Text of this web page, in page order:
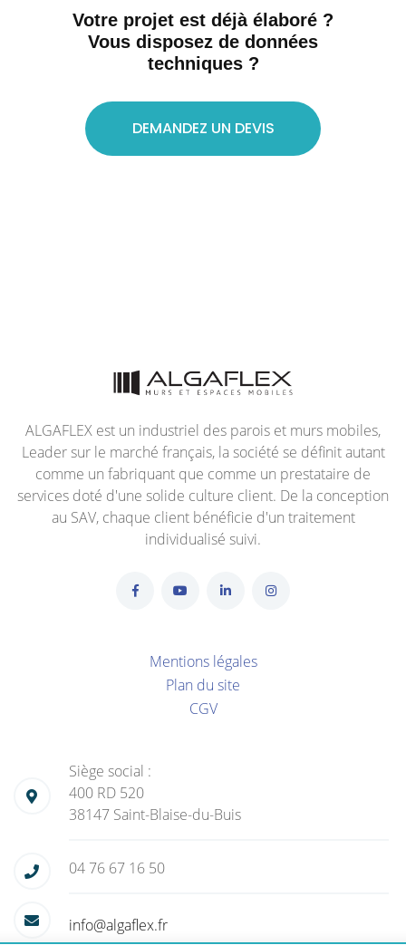
Votre projet est déjà élaboré ?
Vous disposez de données
techniques ?
DEMANDEZ UN DEVIS
ALGAFLEX est un industriel des parois et murs mobiles,
Leader sur le marché français, la société se définit autant
comme un fabriquant que comme un prestataire de
services doté d'une solide culture client. De la conception
au SAV, chaque client bénéficie d'un traitement
individualisé suivi.
Mentions légales
Plan du site
CGV
Siège social :
400 RD 520
38147 Saint-Blaise-du-Buis
04 76 67 16 50
info@algaflex.fr